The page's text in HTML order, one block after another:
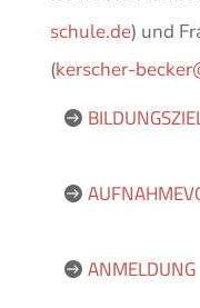
schule.de) und
(kerscher-
ANMELDUNG